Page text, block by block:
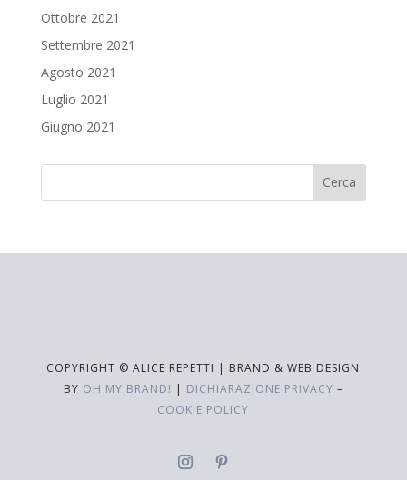
Ottobre 2021
Settembre 2021
Agosto 2021
Luglio 2021
Giugno 2021
COPYRIGHT © ALICE REPETTI | BRAND & WEB DESIGN
BY OH MY BRAND! | DICHIARAZIONE PRIVACY –
COOKIE POLICY